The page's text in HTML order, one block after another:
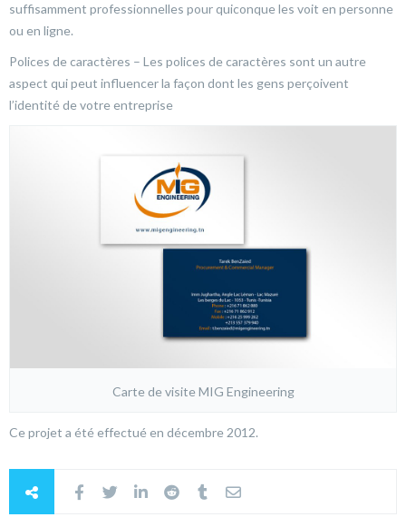
suffisamment professionnelles pour quiconque les voit en personne
ou en ligne.
Polices de caractères – Les polices de caractères sont un autre
aspect qui peut influencer la façon dont les gens perçoivent
l’identité de votre entreprise
Carte de visite MIG Engineering
Ce projet a été effectué en décembre 2012.